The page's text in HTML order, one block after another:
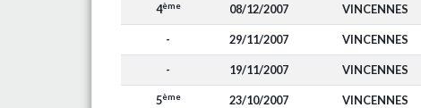
4ème 08/12/2007 VINCENNES
- 29/11/2007 VINCENNES
- 19/11/2007 VINCENNES
5ème 23/10/2007 VINCENNES